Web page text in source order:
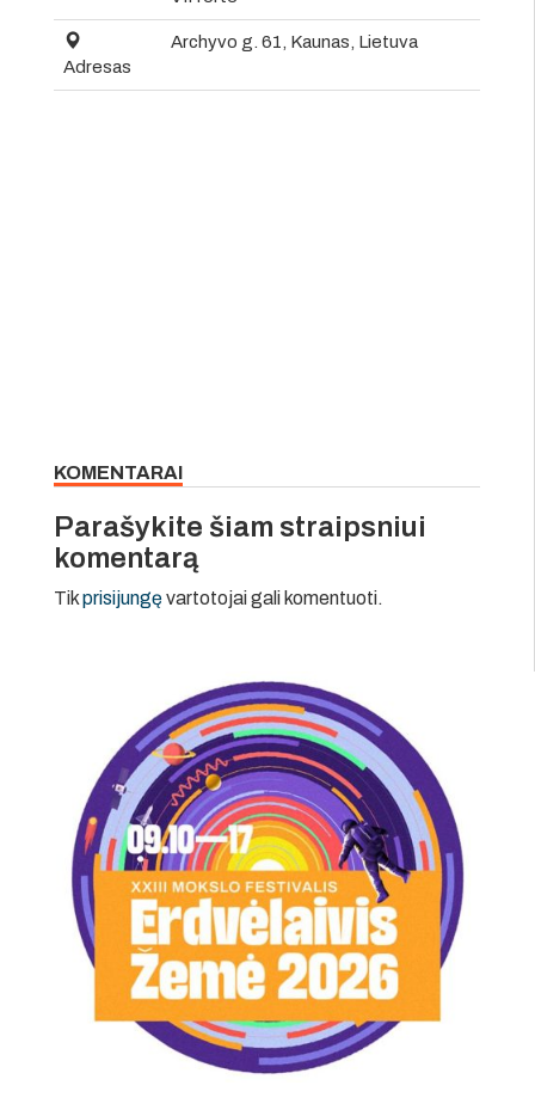
Adresas
Archyvo g. 61, Kaunas, Lietuva
KOMENTARAI
Parašykite šiam straipsniui
komentarą
Tikprisijungęvartotojai gali komentuoti.